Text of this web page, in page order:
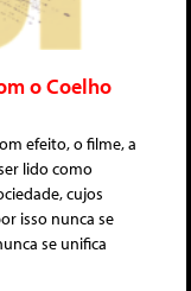
o Coelho
efeito, o filme, a
lido como
cujos
isso nunca se
se unifica